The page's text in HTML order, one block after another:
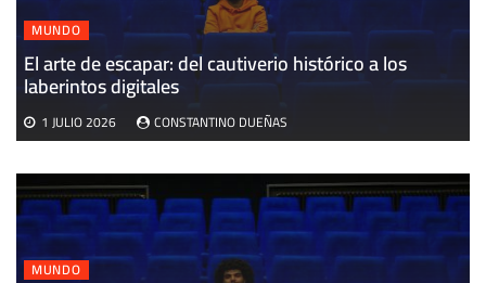
MUNDO
MUNDO
El arte de escapar: del cautiverio histórico a los
laberintos digitales
1 JULIO 2026 CONSTANTINO DUEÑAS